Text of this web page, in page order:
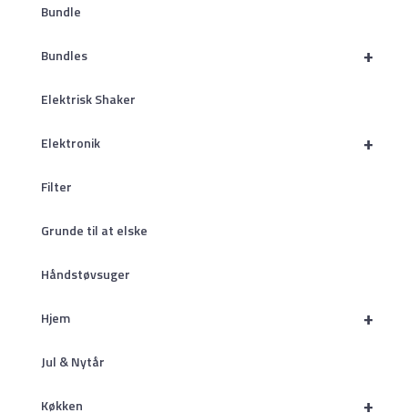
Bundle
+
Bundles
Elektrisk Shaker
+
Elektronik
Filter
Grunde til at elske
Håndstøvsuger
+
Hjem
Jul & Nytår
+
Køkken